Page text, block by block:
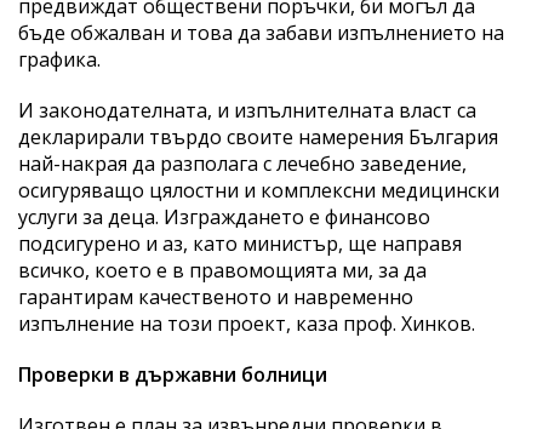
предвиждат обществени поръчки, би могъл да
бъде обжалван и това да забави изпълнението на
графика.
И законодателната, и изпълнителната власт са
декларирали твърдо своите намерения България
най-накрая да разполага с лечебно заведение,
осигуряващо цялостни и комплексни медицински
услуги за деца. Изграждането е финансово
подсигурено и аз, като министър, ще направя
всичко, което е в правомощията ми, за да
гарантирам качественото и навременно
изпълнение на този проект, каза проф. Хинков.
Проверки в държавни болници